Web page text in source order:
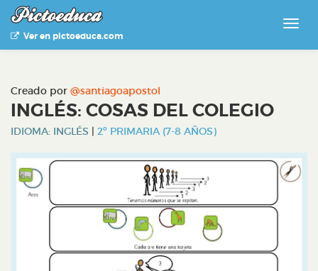
Ver en pictoeduca.com
Creado por @santiagoapostol
INGLÉS: COSAS DEL COLEGIO
IDIOMA: INGLÉS | 2º PRIMARIA (7-8 AÑOS)